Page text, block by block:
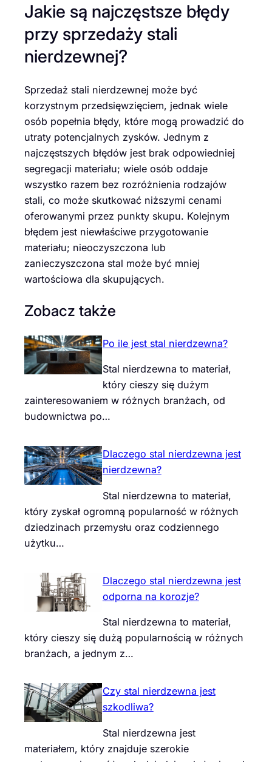
Jakie są najczęstsze błędy
przy sprzedaży stali
nierdzewnej?
Sprzedaż stali nierdzewnej może być
korzystnym przedsięwzięciem, jednak wiele
osób popełnia błędy, które mogą prowadzić do
utraty potencjalnych zysków. Jednym z
najczęstszych błędów jest brak odpowiedniej
segregacji materiału; wiele osób oddaje
wszystko razem bez rozróżnienia rodzajów
stali, co może skutkować niższymi cenami
oferowanymi przez punkty skupu. Kolejnym
błędem jest niewłaściwe przygotowanie
materiału; nieoczyszczona lub
zanieczyszczona stal może być mniej
wartościowa dla skupujących.
Zobacz także
Po ile jest stal nierdzewna?
Stal nierdzewna to materiał,
który cieszy się dużym
zainteresowaniem w różnych branżach, od
budownictwa po…
Dlaczego stal nierdzewna jest
nierdzewna?
Stal nierdzewna to materiał,
który zyskał ogromną popularność w różnych
dziedzinach przemysłu oraz codziennego
użytku…
Dlaczego stal nierdzewna jest
odporna na korozje?
Stal nierdzewna to materiał,
który cieszy się dużą popularnością w różnych
branżach, a jednym z…
Czy stal nierdzewna jest
szkodliwa?
Stal nierdzewna jest
materiałem, który znajduje szerokie